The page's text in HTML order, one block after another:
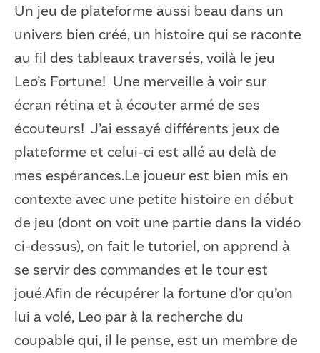
Un jeu de plateforme aussi beau dans un
univers bien créé, un histoire qui se raconte
au fil des tableaux traversés, voilà le jeu
Leo’s Fortune! Une merveille à voir sur
écran rétina et à écouter armé de ses
écouteurs! J’ai essayé différents jeux de
plateforme et celui-ci est allé au delà de
mes espérances.Le joueur est bien mis en
contexte avec une petite histoire en début
de jeu (dont on voit une partie dans la vidéo
ci-dessus), on fait le tutoriel, on apprend à
se servir des commandes et le tour est
joué.Afin de récupérer la fortune d’or qu’on
lui a volé, Leo par à la recherche du
coupable qui, il le pense, est un membre de